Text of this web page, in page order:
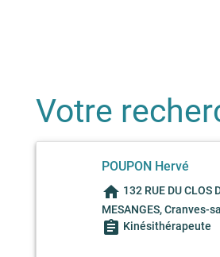
Votre
POUPON Hervé
home 132 RUE DU CLOS
MESANGES, Cranves-
assignment Kinésithérapeute